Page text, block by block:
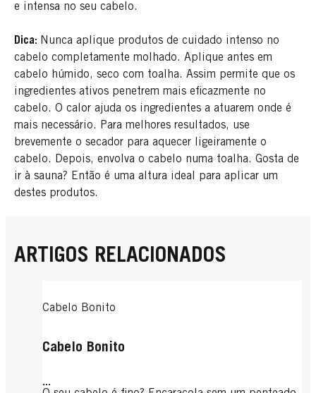
e intensa no seu cabelo.
Dica: Nunca aplique produtos de cuidado intenso no
cabelo completamente molhado. Aplique antes em
cabelo húmido, seco com toalha. Assim permite que os
ingredientes ativos penetrem mais eficazmente no
cabelo. O calor ajuda os ingredientes a atuarem onde é
mais necessário. Para melhores resultados, use
brevemente o secador para aquecer ligeiramente o
cabelo. Depois, envolva o cabelo numa toalha. Gosta de
ir à sauna? Então é uma altura ideal para aplicar um
destes produtos.
ARTIGOS RELACIONADOS
Cabelo Bonito
Cabelo Bonito
...